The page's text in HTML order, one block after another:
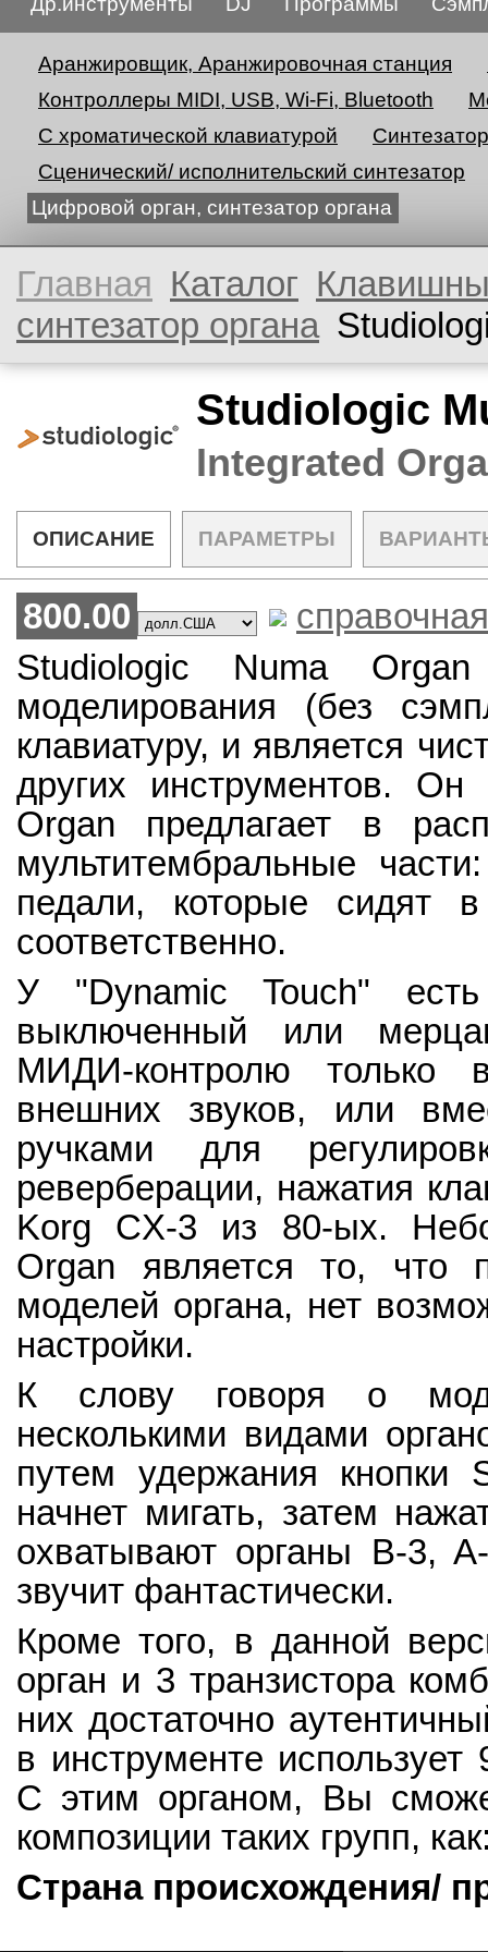
Аранжировщик, Аранжировочная станция
Контроллеры MIDI, USB, Wi-Fi, Bluetooth
С хроматической клавиатурой
Синтезатор
Сценический/ исполнительский синтезатор
Цифровой орган, синтезатор органа
Главная Каталог
синтезатор органа
Studiologic
Integrated
ОПИСАНИЕ ПАРАМЕТРЫ
800.00
Studiologic Numa
моделирования (без
клавиатуру, и является
других инструментов.
Organ предлагает в
мультитембральные
педали, которые
соответственно.
У "Dynamic Touch"
выключенный или
МИДИ-контролю только
внешних звуков, или
ручками для
реверберации, нажатия
Korg CX-3 из 80-ых.
Organ является то, что
моделей органа, нет
настройки.
К слову говоря о
несколькими видами
путем удержания кнопки
начнет мигать, затем
охватывают органы B-3,
звучит фантастически.
Кроме того, в данной
орган и 3 транзистора
них достаточно
в инструменте
С этим органом, Вы
композиции таких групп,
Страна происхождения/